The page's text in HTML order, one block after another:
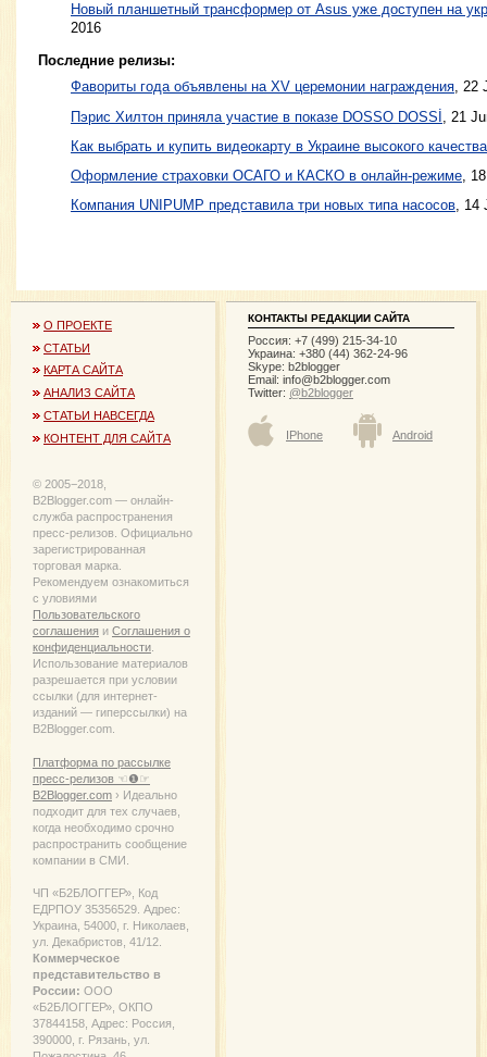
Новый планшетный трансформер от Asus уже доступен на
2016
Последние релизы:
Фавориты года объявлены на XV церемонии награждения, 22
Пэрис Хилтон приняла участие в показе DOSSO DOSSİ , 21
Как выбрать и купить видеокарту в Украине высокого качества
Оформление страховки ОСАГО и КАСКО в онлайн-режиме,
Компания UNIPUMP представила три новых типа насосов, 14
О ПРОЕКТЕ
СТАТЬИ
КАРТА САЙТА
АНАЛИЗ САЙТА
СТАТЬИ НАВСЕГДА
КОНТЕНТ ДЛЯ САЙТА
© 2005−2018,
B2Blogger.com — онлайн-
служба распространения
пресс-релизов. Официально
зарегистрированная
торговая марка.
Рекомендуем ознакомиться
с уловиями
Пользовательского
соглашения и Соглашения о
конфиденциальности
Использование материалов
разрешается при условии
ссылки (для интернет-
изданий — гиперссылки) на
B2Blogger.com.
Платформа по рассылке
пресс-релизов ☜❶☞
B2Blogger.com › Идеально
подходит для тех случаев,
когда необходимо срочно
распространить сообщение
компании в СМИ.
ЧП «Б2БЛОГГЕР», Код
ЕДРПОУ 35356529. Адрес:
Украина, 54000, г. Николаев,
ул. Декабристов, 41/12.
Коммерческое
представительство в
России: ООО
«Б2БЛОГГЕР», ОКПО
37844158, Адрес: Россия,
390000, г. Рязань, ул.
КОНТАКТЫ РЕДАКЦИИ САЙТА
Россия: +7 (499) 215-34-10
Украина: +380 (44) 362-24-96
Skype: b2blogger
Email: info@b2blogger.com
Twitter: @b2blogger
IPhone Android